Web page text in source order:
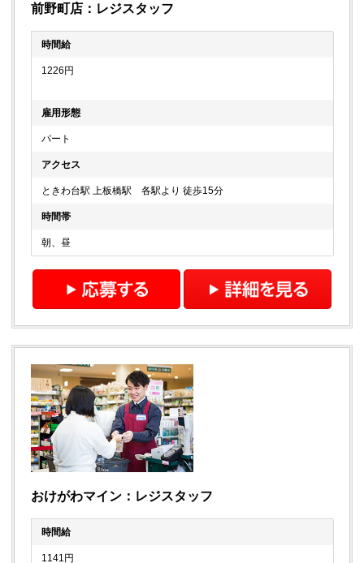
前野町店：レジスタッフ
時間給
1226円
雇用形態
パート
アクセス
ときわ台駅 上板橋駅 各駅より 徒歩15分
時間帯
朝、昼
おけがわマイン：レジスタッフ
時間給
1141円